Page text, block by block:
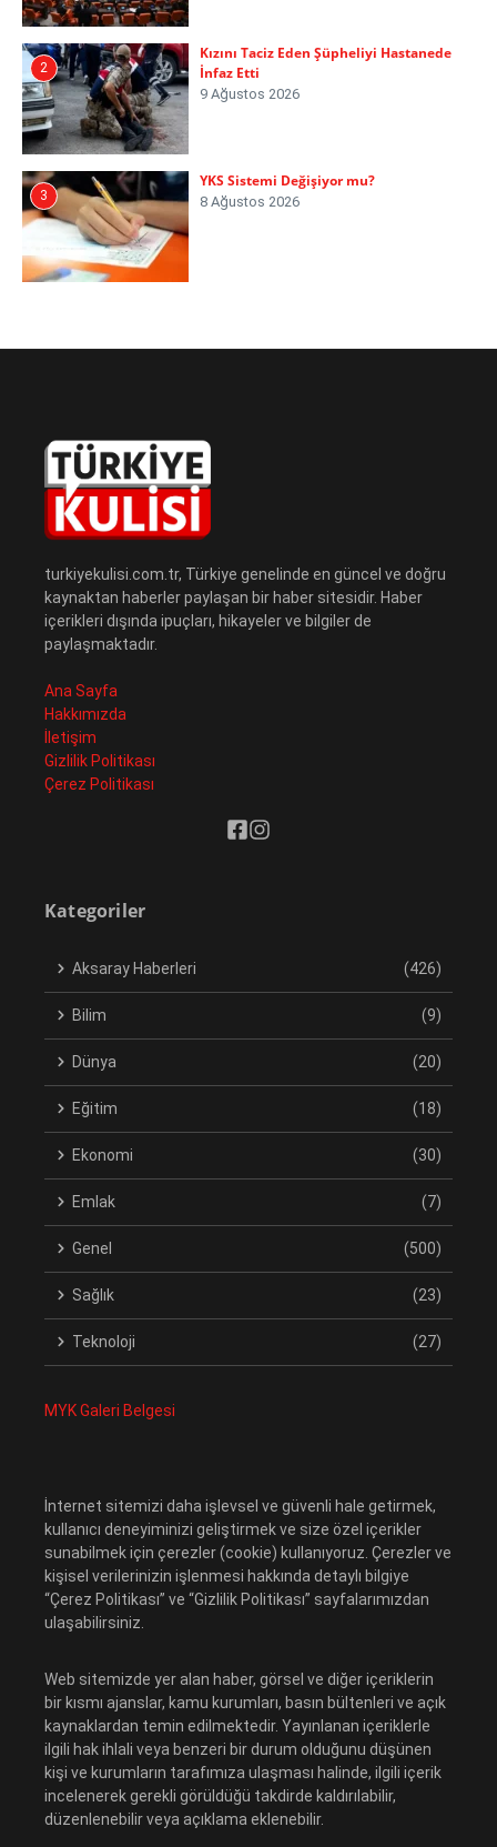
2
Kızını Taciz Eden Şüpheliyi Hastanede
İnfaz Etti
9 Ağustos 2026
3
YKS Sistemi Değişiyor mu?
8 Ağustos 2026
turkiyekulisi.com.tr, Türkiye genelinde en güncel ve doğru
kaynaktan haberler paylaşan bir haber sitesidir. Haber
içerikleri dışında ipuçları, hikayeler ve bilgiler de
paylaşmaktadır.
Ana Sayfa
Hakkımızda
İletişim
Gizlilik Politikası
Çerez Politikası
Kategoriler
Aksaray Haberleri (426)
Bilim (9)
Dünya (20)
Eğitim (18)
Ekonomi (30)
Emlak (7)
Genel (500)
Sağlık (23)
Teknoloji (27)
MYK Galeri Belgesi
İnternet sitemizi daha işlevsel ve güvenli hale getirmek,
kullanıcı deneyiminizi geliştirmek ve size özel içerikler
sunabilmek için çerezler (cookie) kullanıyoruz. Çerezler ve
kişisel verilerinizin işlenmesi hakkında detaylı bilgiye
“Çerez Politikası” ve “Gizlilik Politikası” sayfalarımızdan
ulaşabilirsiniz.
Web sitemizde yer alan haber, görsel ve diğer içeriklerin
bir kısmı ajanslar, kamu kurumları, basın bültenleri ve açık
kaynaklardan temin edilmektedir. Yayınlanan içeriklerle
ilgili hak ihlali veya benzeri bir durum olduğunu düşünen
kişi ve kurumların tarafımıza ulaşması halinde, ilgili içerik
incelenerek gerekli görüldüğü takdirde kaldırılabilir,
düzenlenebilir veya açıklama eklenebilir.